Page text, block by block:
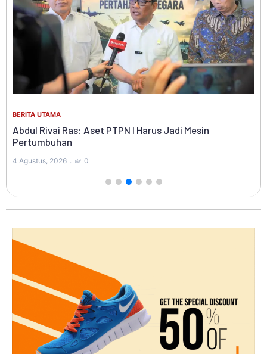
BERITA UTAMA
Abdul Rivai Ras: Aset PTPN I Harus Jadi Mesin
Pertumbuhan
4 Agustus, 2026 0